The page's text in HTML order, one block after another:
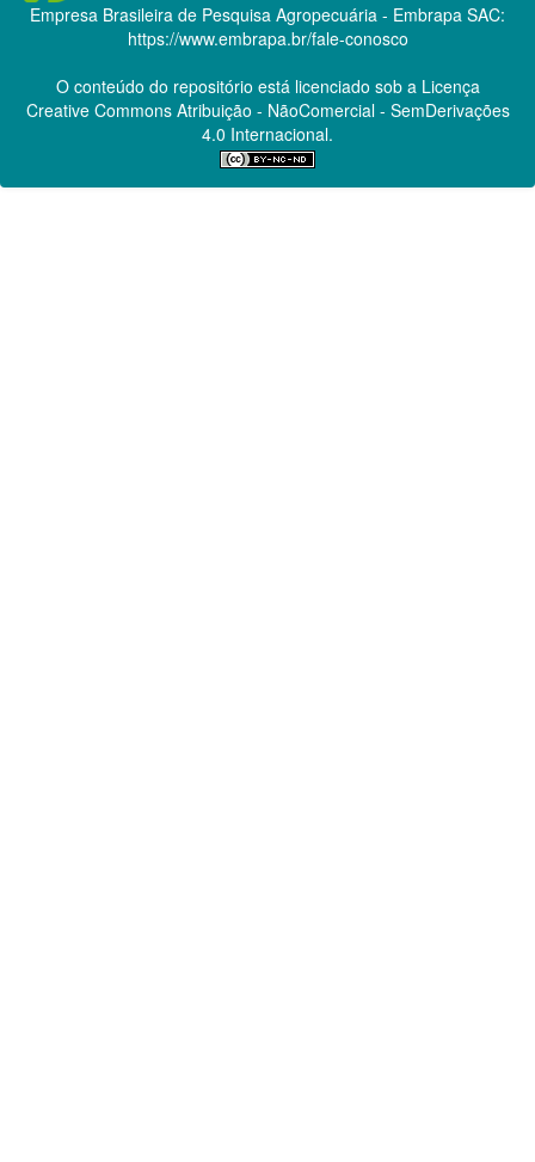
Empresa Brasileira de Pesquisa Agropecuária - Embrapa SAC:
https://www.embrapa.br/fale-conosco
O conteúdo do repositório está licenciado sob a Licença
Creative CommonsAtribuição - NãoComercial - SemDerivações
4.0 Internacional.